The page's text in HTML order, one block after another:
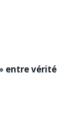
entre vérité